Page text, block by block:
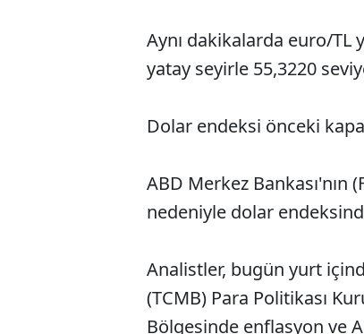
Aynı dakikalarda euro/TL
yatay seyirle 55,3220
Dolar endeksi önceki
ABD Merkez
nedeniyle dolar
Analistler, bugün yurt
(TCMB) Para Politikası
Bölgesinde enflasyon ve